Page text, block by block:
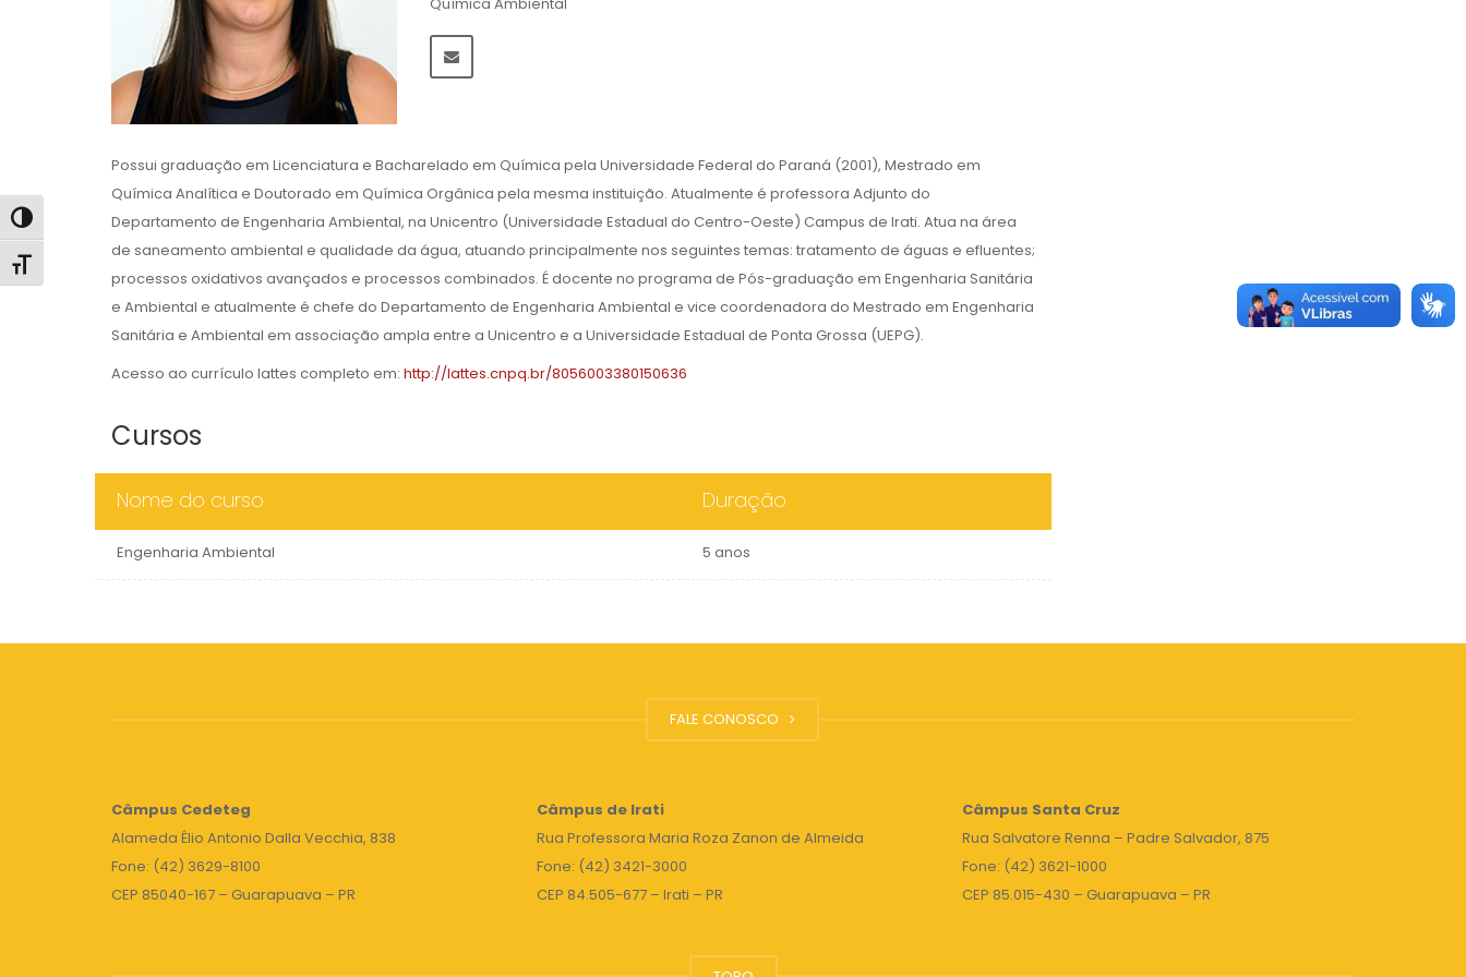
Alternar alto contraste
Alternar tamanho da fonte
Possui graduação em Licenciatura e Bacharelado em Química pela Universidade Federal do Paraná (2001), Mestrado em
Química Analítica e Doutorado em Química Orgânica pela mesma instituição. Atualmente é professora Adjunto do
Departamento de Engenharia Ambiental, na Unicentro (Universidade Estadual do Centro-Oeste) Campus de Irati. Atua na área
de saneamento ambiental e qualidade da água, atuando principalmente nos seguintes temas: tratamento de águas e efluentes;
processos oxidativos avançados e processos combinados. É docente no programa de Pós-graduação em Engenharia Sanitária
e Ambiental e atualmente é chefe do Departamento de Engenharia Ambiental e vice coordenadora do Mestrado em Engenharia
Sanitária e Ambiental em associação ampla entre a Unicentro e a Universidade Estadual de Ponta Grossa (UEPG).
Acesso ao currículo lattes completo em: http://lattes.cnpq.br/8056003380150636
Cursos
Nome do curso Duração
Engenharia Ambiental 5 anos
FALE CONOSCO
Câmpus Cedeteg
Alameda Élio Antonio Dalla Vecchia, 838
Fone: (42) 3629-8100
CEP 85040-167 – Guarapuava – PR
Câmpus de Irati
Rua Professora Maria Roza Zanon de Almeida
Fone: (42) 3421-3000
CEP 84.505-677 – Irati – PR
Câmpus Santa Cruz
Rua Salvatore Renna – Padre Salvador, 875
Fone: (42) 3621-1000
CEP 85.015-430 – Guarapuava – PR